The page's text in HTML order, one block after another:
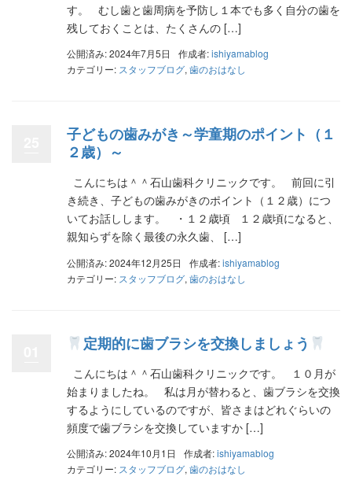
す。 むし歯と歯周病を予防し１本でも多く自分の歯を
残しておくことは、たくさんの […]
公開済み: 2024年7月5日 作成者:ishiyamablog
カテゴリー: スタッフブログ, 歯のおはなし
子どもの歯みがき～学童期のポイント（１
２歳）～
こんにちは＾＾石山歯科クリニックです。 前回に引
き続き、子どもの歯みがきのポイント（１２歳）につ
いてお話しします。 ・１２歳頃 １２歳頃になると、
親知らずを除く最後の永久歯、 […]
公開済み: 2024年12月25日 作成者:ishiyamablog
カテゴリー: スタッフブログ, 歯のおはなし
定期的に歯ブラシを交換しましょう
こんにちは＾＾石山歯科クリニックです。 １０月が
始まりましたね。 私は月が替わると、歯ブラシを交換
するようにしているのですが、皆さまはどれぐらいの
頻度で歯ブラシを交換していますか […]
公開済み: 2024年10月1日 作成者:ishiyamablog
カテゴリー: スタッフブログ, 歯のおはなし